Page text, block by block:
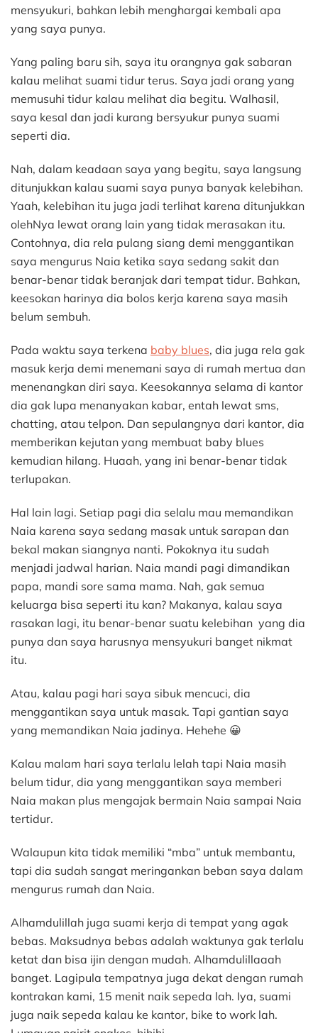
mensyukuri, bahkan lebih menghargai kembali apa
yang saya punya.
Yang paling baru sih, saya itu orangnya gak sabaran
kalau melihat suami tidur terus. Saya jadi orang yang
memusuhi tidur kalau melihat dia begitu. Walhasil,
saya kesal dan jadi kurang bersyukur punya suami
seperti dia.
Nah, dalam keadaan saya yang begitu, saya langsung
ditunjukkan kalau suami saya punya banyak kelebihan.
Yaah, kelebihan itu juga jadi terlihat karena ditunjukkan
olehNya lewat orang lain yang tidak merasakan itu.
Contohnya, dia rela pulang siang demi menggantikan
saya mengurus Naia ketika saya sedang sakit dan
benar-benar tidak beranjak dari tempat tidur. Bahkan,
keesokan harinya dia bolos kerja karena saya masih
belum sembuh.
Pada waktu saya terkena baby blues, dia juga rela gak
masuk kerja demi menemani saya di rumah mertua dan
menenangkan diri saya. Keesokannya selama di kantor
dia gak lupa menanyakan kabar, entah lewat sms,
chatting, atau telpon. Dan sepulangnya dari kantor, dia
memberikan kejutan yang membuat baby blues
kemudian hilang. Huaah, yang ini benar-benar tidak
terlupakan.
Hal lain lagi. Setiap pagi dia selalu mau memandikan
Naia karena saya sedang masak untuk sarapan dan
bekal makan siangnya nanti. Pokoknya itu sudah
menjadi jadwal harian. Naia mandi pagi dimandikan
papa, mandi sore sama mama. Nah, gak semua
keluarga bisa seperti itu kan? Makanya, kalau saya
rasakan lagi, itu benar-benar suatu kelebihan yang dia
punya dan saya harusnya mensyukuri banget nikmat
itu.
Atau, kalau pagi hari saya sibuk mencuci, dia
menggantikan saya untuk masak. Tapi gantian saya
yang memandikan Naia jadinya. Hehehe 😀
Kalau malam hari saya terlalu lelah tapi Naia masih
belum tidur, dia yang menggantikan saya memberi
Naia makan plus mengajak bermain Naia sampai Naia
tertidur.
Walaupun kita tidak memiliki “mba” untuk membantu,
tapi dia sudah sangat meringankan beban saya dalam
mengurus rumah dan Naia.
Alhamdulillah juga suami kerja di tempat yang agak
bebas. Maksudnya bebas adalah waktunya gak terlalu
ketat dan bisa ijin dengan mudah. Alhamdulillaaah
banget. Lagipula tempatnya juga dekat dengan rumah
kontrakan kami, 15 menit naik sepeda lah. Iya, suami
juga naik sepeda kalau ke kantor, bike to work lah.